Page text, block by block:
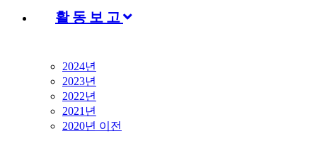
활동보고
2024년
2023년
2022년
2021년
2020년 이전